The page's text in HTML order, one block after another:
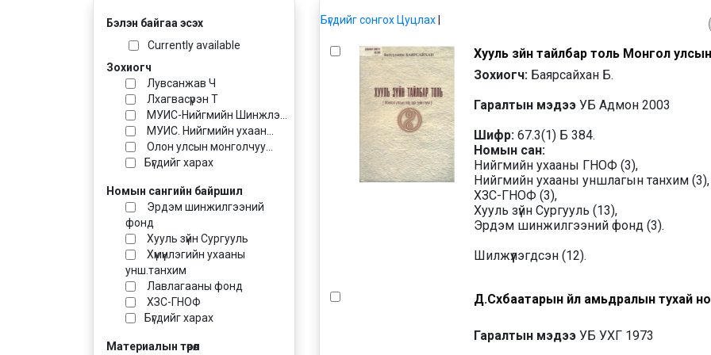
Бэлэн байгаа эсэх
Currently available
Зохиогч
Лувсанжав Ч
Лхагвасүрэн Т
МУИС-Нийгмийн Шинжлэ...
МУИС. Нийгмийн ухаан...
Олон улсын монголчуу...
Бүгдийг харах
Номын сангийн байршил
Эрдэм шинжилгээний
фонд
Хууль зүйн Сургууль
Хүмүүнлэгийн ухааны
унш.танхим
Лавлагааны фонд
ХЗС-ГНОФ
Бүгдийг харах
Материалын төрөл
Бүгдийг сонгох Цуцлах
Хууль зүйн тайлбар толь Монгол улсын
Зохиогч: Баярсайхан Б.
Гаралтын мэдээ УБ Адмон 2003
Шифр: 67.3(1) Б 384.
Номын сан:
Нийгмийн ухааны ГНОФ (3),
Нийгмийн ухааны уншлагын танхим (3),
ХЗС-ГНОФ (3),
Хууль зүйн Сургууль (13),
Эрдэм шинжилгээний фонд (3).
Шилжүүлэгдсэн (12).
Д.Сүхбаатарын үйл амьдралын тухай
Гаралтын мэдээ УБ УХГ 1973